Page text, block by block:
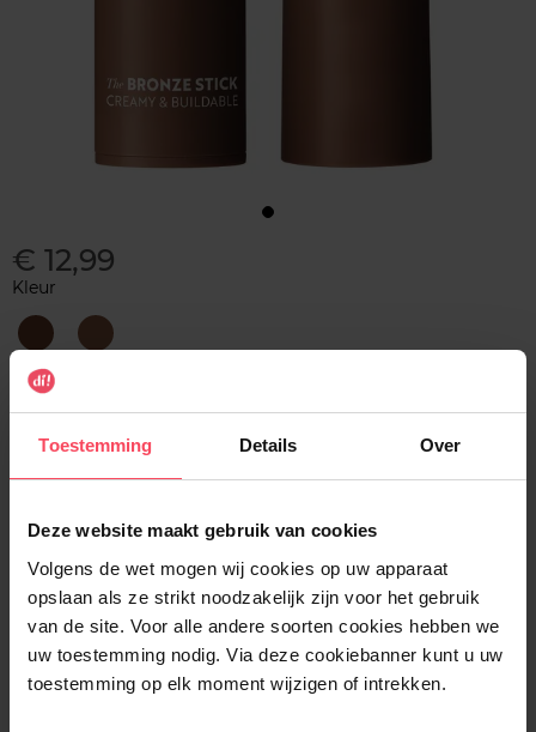
Toestemming Details Over
Deze website maakt gebruik van cookies
Volgens de wet mogen wij cookies op uw apparaat
opslaan als ze strikt noodzakelijk zijn voor het gebruik
van de site. Voor alle andere soorten cookies hebben we
uw toestemming nodig. Via deze cookiebanner kunt u uw
toestemming op elk moment wijzigen of intrekken.
€ 12,99
Kleur
Deep Warm
Selecteer de productkenmerken
Gratis levering bij aankoop van min. 35€.
Gratis retour in je winkelpunt
Verzending binnen 24u